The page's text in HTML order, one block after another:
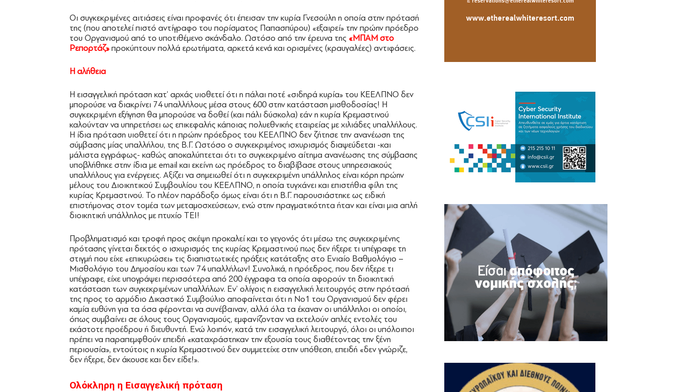
Οι συγκεκριμένες αιτιάσεις είναι προφανές ότι έπεισαν την κυρία Γνεσούλη η οποία στην πρότασή
της (που αποτελεί πιστό αντίγραφο του πορίσματος Παπασπύρου) «εξαιρεί» την πρώην πρόεδρο
του Οργανισμού από το υποτιθέμενο σκάνδαλο. Ωστόσο από την έρευνα της «ΜΠΑΜ στο
Ρεπορτάζ»προκύπτουν πολλά ερωτήματα, αρκετά κενά και ορισμένες (κραυγαλέες) αντιφάσεις.
Η αλήθεια
Η εισαγγελική πρόταση κατ’ αρχάς υιοθετεί ότι η πάλαι ποτέ «σιδηρά κυρία» του ΚΕΕΛΠΝΟ δεν
μπορούσε να διακρίνει 74 υπαλλήλους μέσα στους 600 στην κατάσταση μισθοδοσίας! Η
συγκεκριμένη εξήγηση θα μπορούσε να δοθεί (και πάλι δύσκολα) εάν η κυρία Κρεμαστινού
καλούνταν να υπηρετήσει ως επικεφαλής κάποιας πολυεθνικής εταιρείας με χιλιάδες υπαλλήλους.
Η ίδια πρόταση υιοθετεί ότι η πρώην πρόεδρος του ΚΕΕΛΠΝΟ δεν ζήτησε την ανανέωση της
σύμβασης μίας υπαλλήλου, της Β.Γ. Ωστόσο ο συγκεκριμένος ισχυρισμός διαψεύδεται -και
μάλιστα εγγράφως- καθώς αποκαλύπτεται ότι το συγκεκριμένο αίτημα ανανέωσης της σύμβασης
υποβλήθηκε στην ίδια με email και εκείνη ως πρόεδρος το διαβίβασε στους υπηρεσιακούς
υπαλλήλους για ενέργειες. Αξίζει να σημειωθεί ότι η συγκεκριμένη υπάλληλος είναι κόρη πρώην
μέλους του Διοικητικού Συμβουλίου του ΚΕΕΛΠΝΟ, η οποία τυγχάνει και επιστήθια φίλη της
κυρίας Κρεμαστινού. Το πλέον παράδοξο όμως είναι ότι η Β.Γ. παρουσιάστηκε ως ειδική
επιστήμονας στον τομέα των μεταμοσχεύσεων, ενώ στην πραγματικότητα ήταν και είναι μια απλή
διοικητική υπάλληλος με πτυχίο ΤΕΙ!
Προβληματισμό και τροφή προς σκέψη προκαλεί και το γεγονός ότι μέσω της συγκεκριμένης
πρότασης γίνεται δεκτός ο ισχυρισμός της κυρίας Κρεμαστινού πως δεν ήξερε τι υπέγραφε τη
στιγμή που είχε «επικυρώσει» τις διαπιστωτικές πράξεις κατάταξης στο Ενιαίο Βαθμολόγιο –
Μισθολόγιο του Δημοσίου και των 74 υπαλλήλων! Συνολικά, η πρόεδρος, που δεν ήξερε τι
υπέγραφε, είχε υπογράψει περισσότερα από 200 έγγραφα τα οποία αφορούν τη διοικητική
κατάσταση των συγκεκριμένων υπαλλήλων. Εν’ ολίγοις η εισαγγελική λειτουργός στην πρότασή
της προς το αρμόδιο Δικαστικό Συμβούλιο αποφαίνεται ότι η Νο1 του Οργανισμού δεν φέρει
καμία ευθύνη για τα όσα φέρονται να συνέβαιναν, αλλά όλα τα έκαναν οι υπάλληλοι οι οποίοι,
όπως συμβαίνει σε όλους τους Οργανισμούς, εμφανίζονταν να εκτελούν απλές εντολές του
εκάστοτε προέδρου ή διευθυντή. Ενώ λοιπόν, κατά την εισαγγελική λειτουργό, όλοι οι υπόλοιποι
πρέπει να παραπεμφθούν επειδή «καταχράστηκαν την εξουσία τους διαθέτοντας την ξένη
περιουσία», εντούτοις η κυρία Κρεμαστινού δεν συμμετείχε στην υπόθεση, επειδή «δεν γνώριζε,
δεν ήξερε, δεν άκουσε και δεν είδε!».
Ολόκληρη η Εισαγγελική πρόταση